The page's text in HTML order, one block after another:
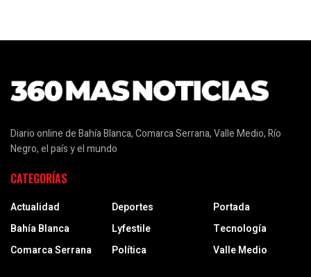
Diario online de Bahía Blanca, Comarca Serrana, Valle Medio, Río
Negro, el país y el mundo
CATEGORÍAS
Actualidad
Bahía Blanca
Comarca Serrana
Deportes
Lyfestile
Política
Portada
Tecnología
Valle Medio